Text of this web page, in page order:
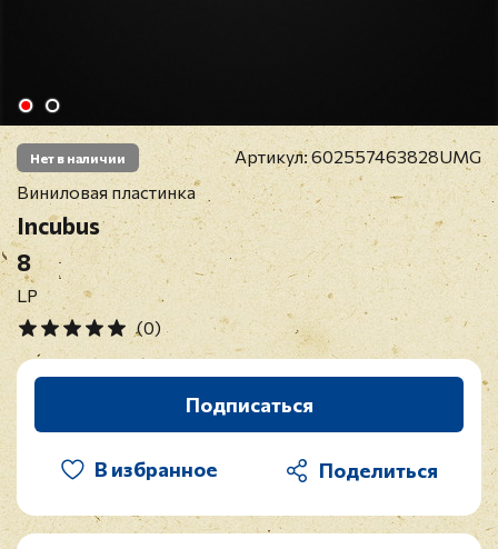
Нет в наличии Артикул:602557463828UMG
Виниловая пластинка
Incubus
8
LP
(0)
Подписаться
В избранное